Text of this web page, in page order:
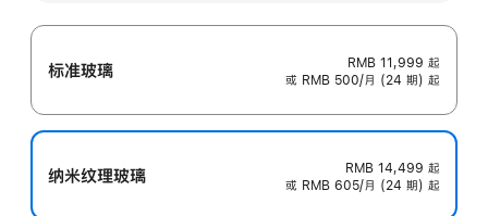
标准玻璃 RMB 11,999 起
或 RMB 500/月 (24 期) 起
纳米纹理玻璃 RMB 14,499 起
或 RMB 605/月 (24 期) 起